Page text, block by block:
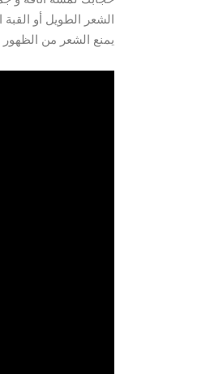
الشعر الطويل أو
يمنع الشعر من